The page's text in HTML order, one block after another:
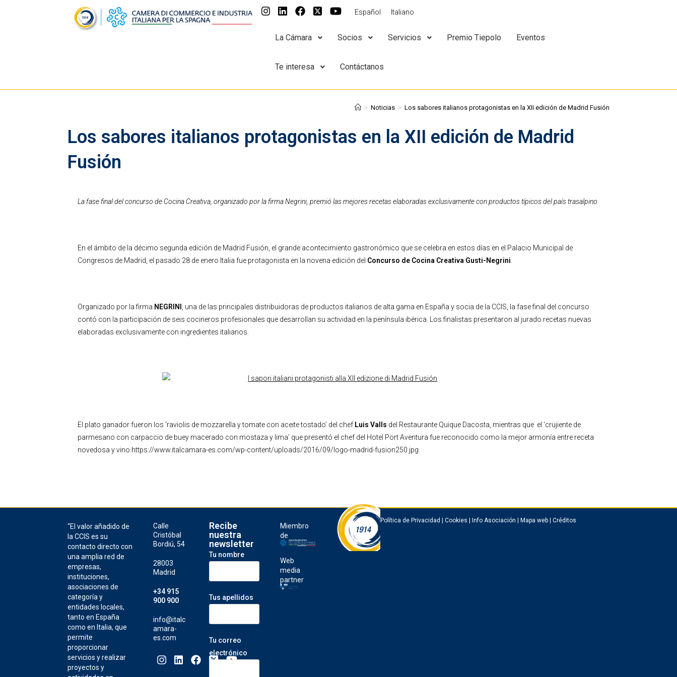
Español Italiano
La Cámara Socios Servicios Premio Tiepolo Eventos
Te interesa Contáctanos
Los sabores italianos protagonistas en la XII edición de Madrid
Fusión
> Noticias > Los sabores italianos protagonistas en la XII edición de Madrid Fusión
La fase final del concurso de Cocina Creativa, organizado por la firma Negrini, premió las mejores recetas elaboradas exclusivamente con productos típicos del país trasalpino
En el ámbito de la décimo segunda edición de Madrid Fusión, el grande acontecimiento gastronómico que se celebra en estos días en el Palacio Municipal de
Congresos de Madrid, el pasado 28 de enero Italia fue protagonista en la novena edición del Concurso de Cocina Creativa Gusti-Negrini.
Organizado por la firma NEGRINI , una de las principales distribuidoras de productos italianos de alta gama en España y socia de la CCIS, la fase final del concurso
contó con la participación de seis cocineros profesionales que desarrollan su actividad en la península ibérica. Los finalistas presentaron al jurado recetas nuevas
elaboradas exclusivamente con ingredientes italianos.
El plato ganador fueron los ‘raviolis de mozzarella y tomate con aceite tostado’ del chef Luis Valls del Restaurante Quique Dacosta, mientras que el ‘crujiente de
parmesano con carpaccio de buey macerado con mostaza y lima’ que presentó el chef del Hotel Port Aventura fue reconocido como la mejor armonía entre receta
novedosa y vino.https://www.italcamara-es.com/wp-content/uploads/2016/09/logo-madrid-fusion250.jpg
“El valor añadido de
la CCIS es su
contacto directo con
una amplia red de
empresas,
instituciones,
asociaciones de
categoría y
entidades locales,
tanto en España
como en Italia, que
permite
proporcionar
servicios y realizar
proyectos y
Calle
Cristóbal
Bordiú, 54
28003
Madrid
+34 915
900 900
info@italc
amara-
es.com
Recibe
nuestra
newsletter
Tu nombre
Tus apellidos
Tu correo
electrónico
Miembro
de
Web
media
partner
Política de Privacidad |Cookies |Info Asociación |Mapa web |Créditos